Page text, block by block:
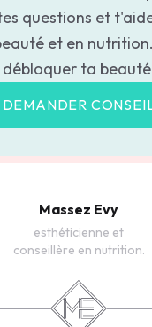
questions et
et en
débloquer ta
DEMANDER
Massez Evy
esthéticienne et
conseillère en nutrition.